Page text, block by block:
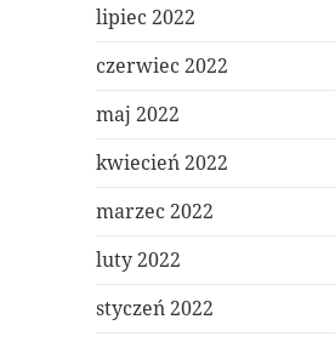
lipiec 2022
czerwiec 2022
maj 2022
kwiecień 2022
marzec 2022
luty 2022
styczeń 2022